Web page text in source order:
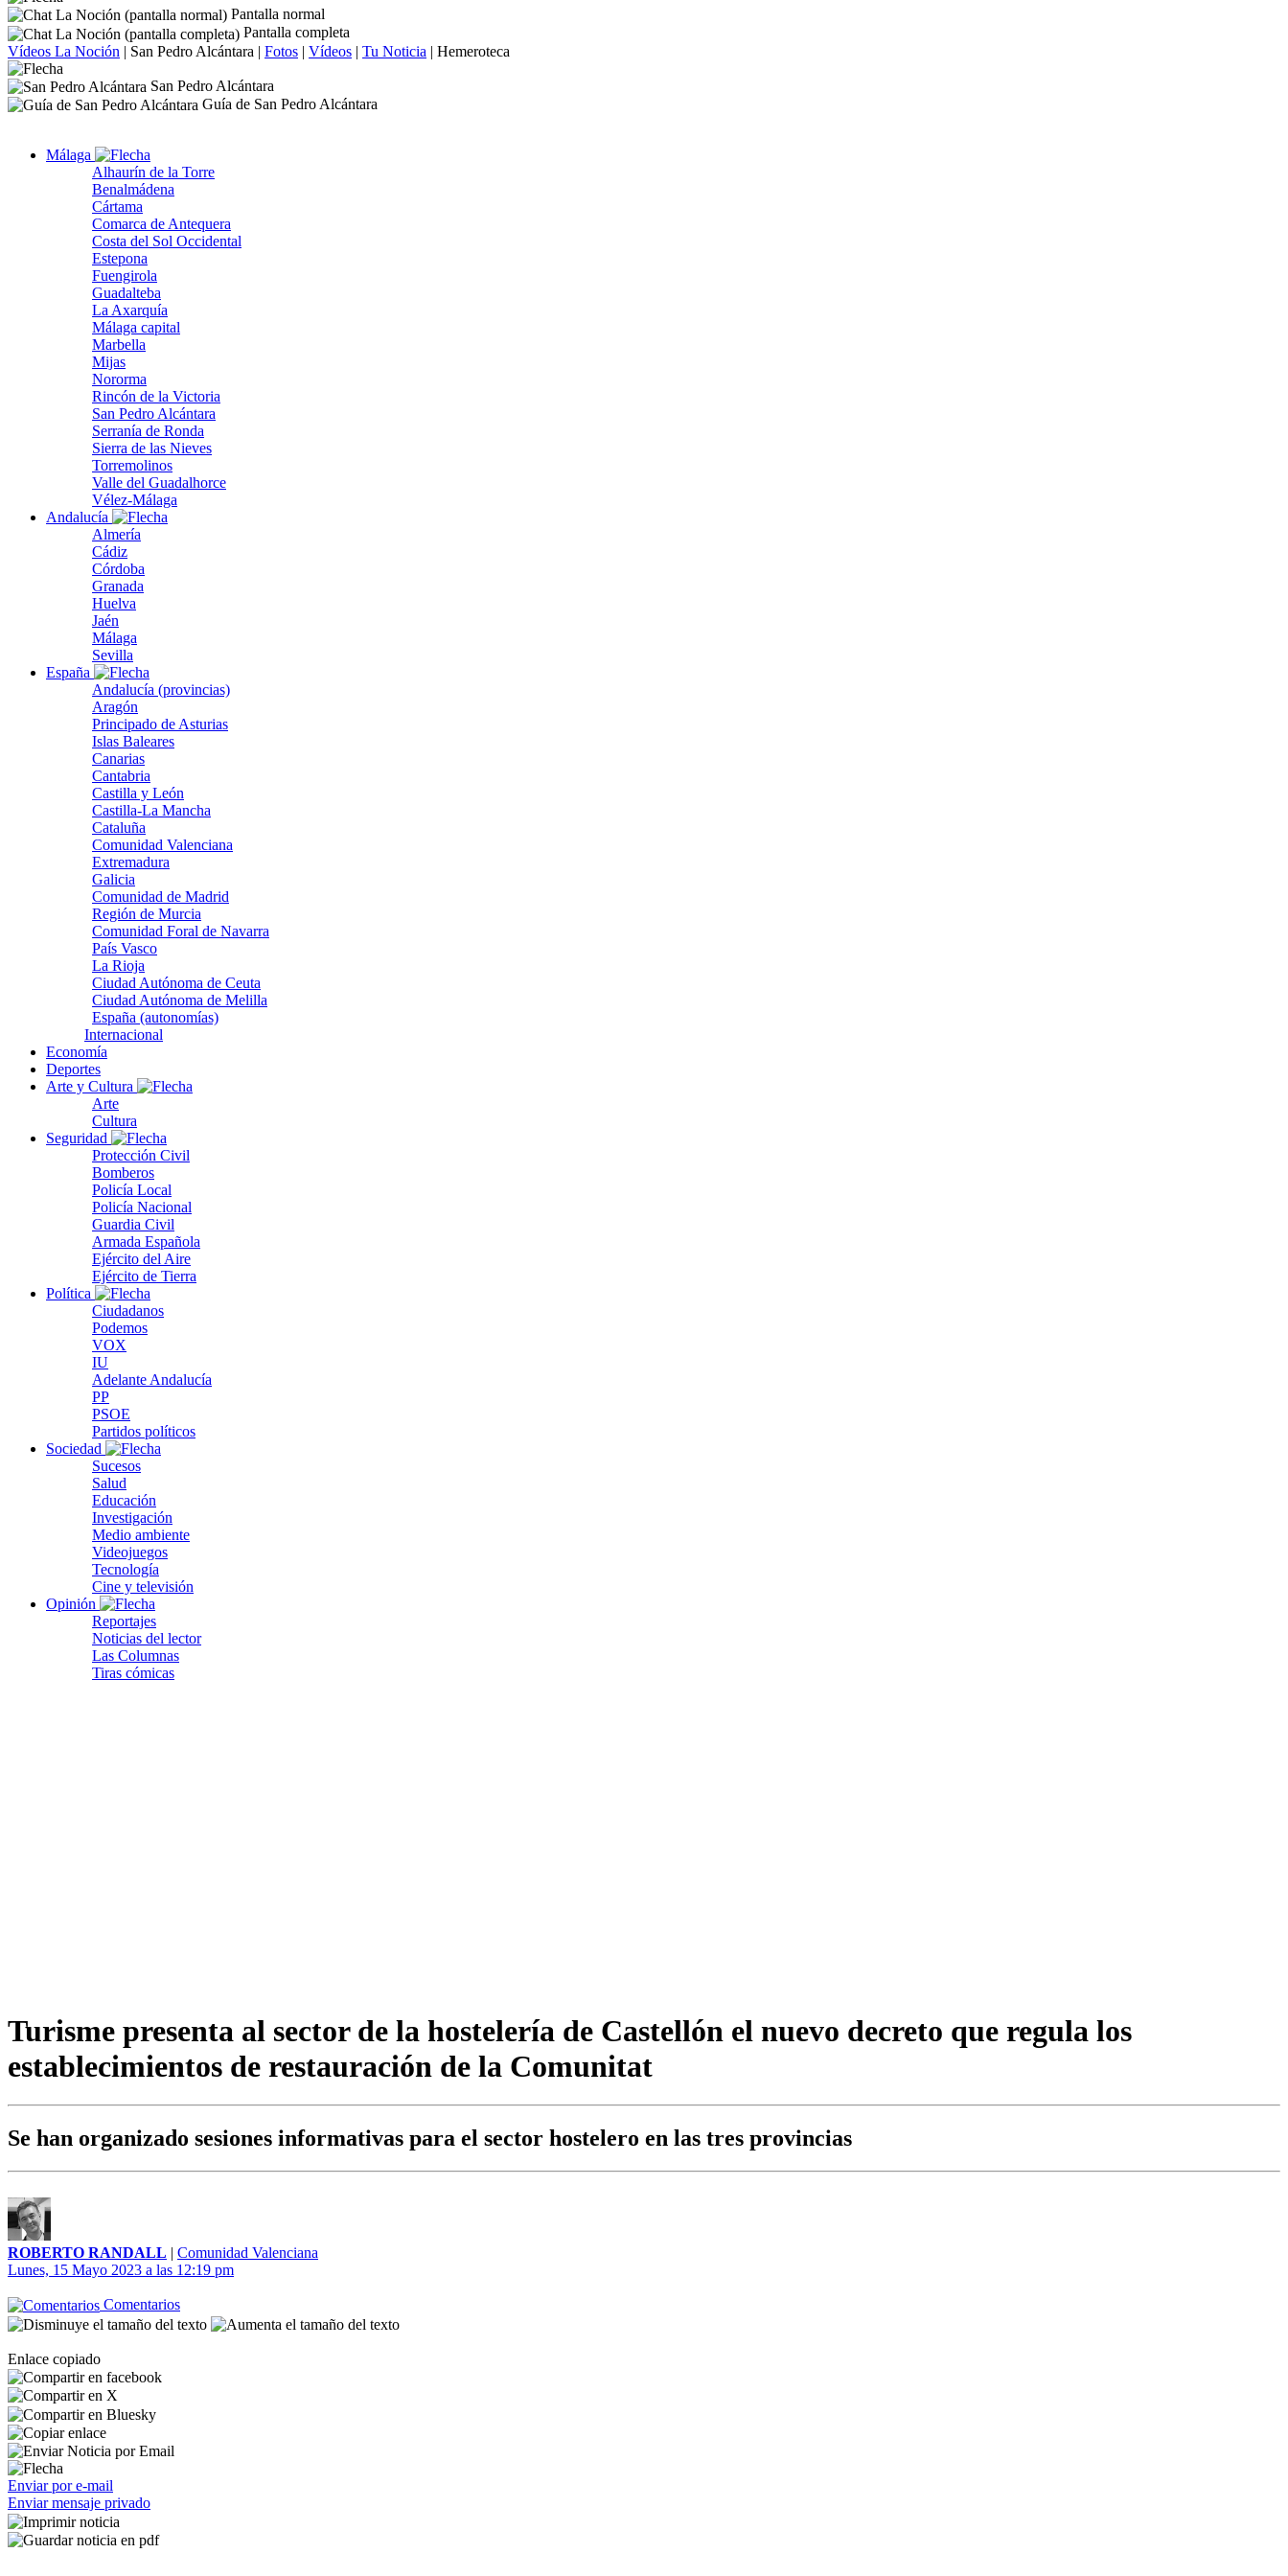
Pantalla normal
Pantalla completa
Vídeos La Noción | San Pedro Alcántara | Fotos | Vídeos | Tu Noticia | Hemeroteca
San Pedro Alcántara
Guía de San Pedro Alcántara
Málaga
Alhaurín de la Torre
Benalmádena
Cártama
Comarca de Antequera
Costa del Sol Occidental
Estepona
Fuengirola
Guadalteba
La Axarquía
Málaga capital
Marbella
Mijas
Nororma
Rincón de la Victoria
San Pedro Alcántara
Serranía de Ronda
Sierra de las Nieves
Torremolinos
Valle del Guadalhorce
Vélez-Málaga
Andalucía
Almería
Cádiz
Córdoba
Granada
Huelva
Jaén
Málaga
Sevilla
España
Andalucía (provincias)
Aragón
Principado de Asturias
Islas Baleares
Canarias
Cantabria
Castilla y León
Castilla-La Mancha
Cataluña
Comunidad Valenciana
Extremadura
Galicia
Comunidad de Madrid
Región de Murcia
Comunidad Foral de Navarra
País Vasco
La Rioja
Ciudad Autónoma de Ceuta
Ciudad Autónoma de Melilla
España (autonomías)
Internacional
Economía
Deportes
Arte y Cultura
Arte
Cultura
Seguridad
Protección Civil
Bomberos
Policía Local
Policía Nacional
Guardia Civil
Armada Española
Ejército del Aire
Ejército de Tierra
Política
Ciudadanos
Podemos
VOX
IU
Adelante Andalucía
PP
PSOE
Partidos políticos
Sociedad
Sucesos
Salud
Educación
Investigación
Medio ambiente
Videojuegos
Tecnología
Cine y televisión
Opinión
Reportajes
Noticias del lector
Las Columnas
Tiras cómicas
Turisme presenta al sector de la hostelería de Castellón el nuevo decreto que regula los
establecimientos de restauración de la Comunitat
Se han organizado sesiones informativas para el sector hostelero en las tres provincias
ROBERTO RANDALL | Comunidad Valenciana
Lunes, 15 Mayo 2023 a las 12:19 pm
Comentarios
Enlace copiado
Enviar por e-mail
Enviar mensaje privado